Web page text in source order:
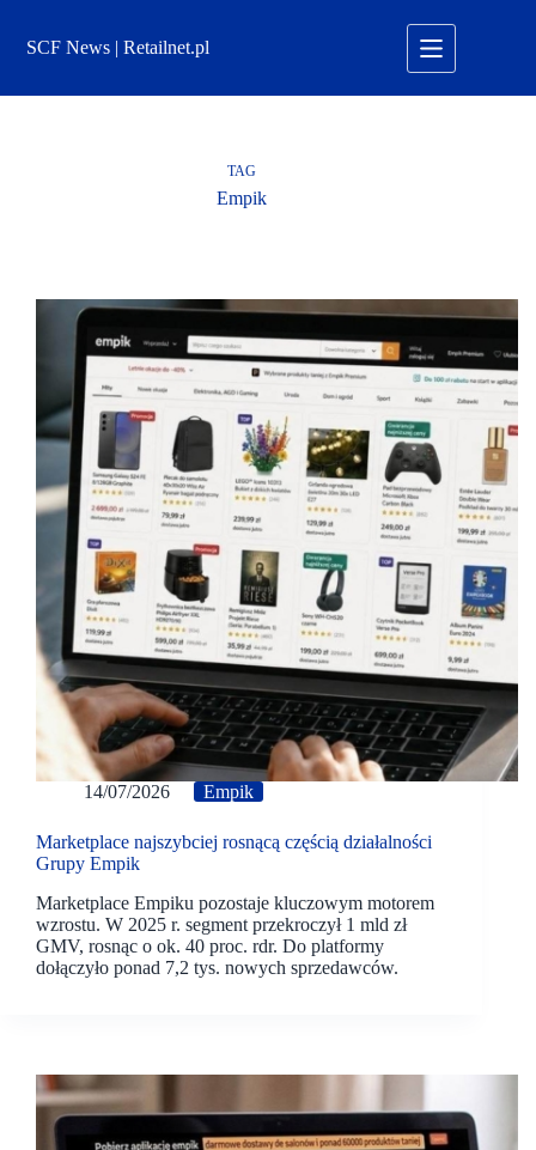
treściSCF News | Retailnet.pl
TAG
Empik
14/07/2026 Empik
Marketplace najszybciej rosnącą częścią działalności
Grupy Empik
Marketplace Empiku pozostaje kluczowym motorem
wzrostu. W 2025 r. segment przekroczył 1 mld zł
GMV, rosnąc o ok. 40 proc. rdr. Do platformy
dołączyło ponad 7,2 tys. nowych sprzedawców.